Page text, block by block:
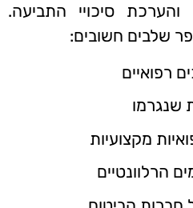
סיכויי התביעה.
שלבים חשובים:
רפואיים
שנגרמו
מקצועיות
הרלוונטיים